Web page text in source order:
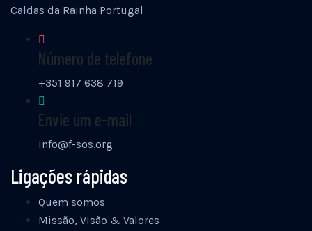
Caldas da Rainha Portugal
Número de telefone
+351 917 638 719
Envie um e-mail
info@f-sos.org
Ligações rápidas
Quem somos
Missão, Visão & Valores